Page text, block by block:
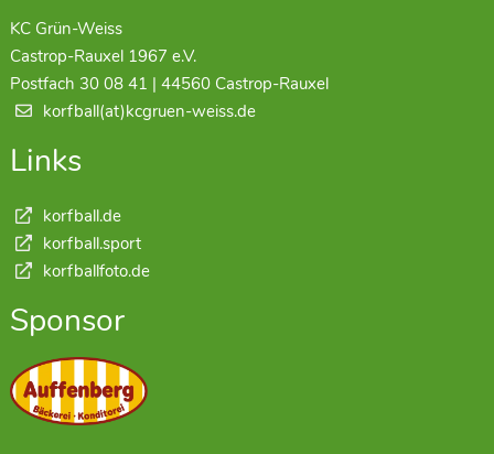
KC Grün-Weiss
Castrop-Rauxel 1967 e.V.
Postfach 30 08 41 | 44560 Castrop-Rauxel
korfball(at)kcgruen-weiss.de
Links
korfball.de
korfball.sport
korfballfoto.de
Sponsor